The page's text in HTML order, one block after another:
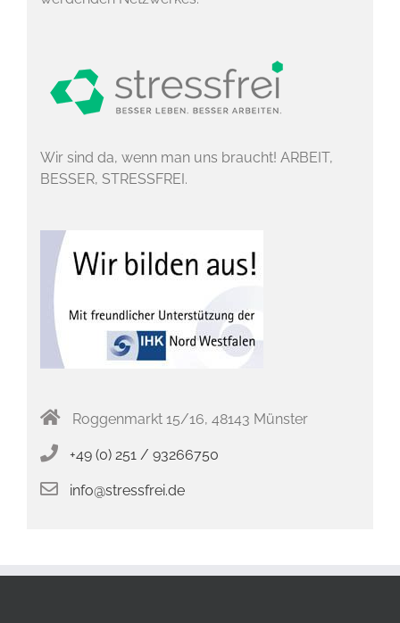
Wir sind da, wenn man uns braucht! ARBEIT,
BESSER, STRESSFREI.
Roggenmarkt 15/16, 48143 Münster
+49 (0) 251 / 93266750
info@stressfrei.de